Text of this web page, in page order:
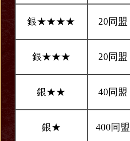
銀★★★★ 20同盟
銀★★★ 20同盟
銀★★ 40同盟
銀★ 400同盟